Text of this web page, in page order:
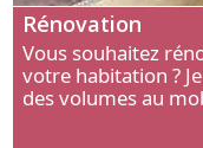
Rénovation
Vous souhaitez
votre habitation ?
des volumes au